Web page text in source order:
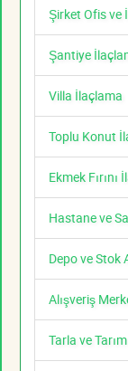
Şirket Ofis ve
Şantiye
Villa İlaçlama
Toplu Konut
Ekmek Fırını
Hastane ve
Depo ve Stok
Alışveriş
Tarla ve